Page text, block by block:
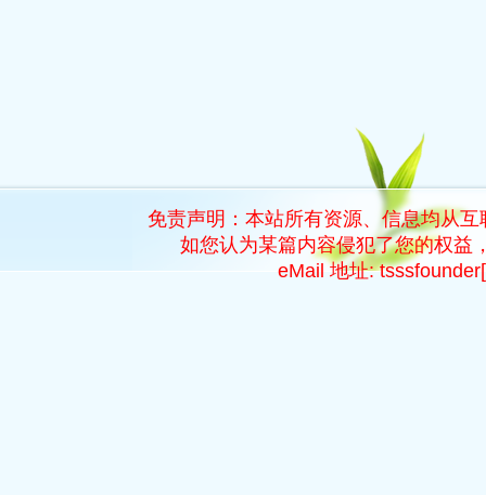
免责声明：本站所有资源、信息均从
如您认为某篇内容侵犯了您的权益
eMail 地址: